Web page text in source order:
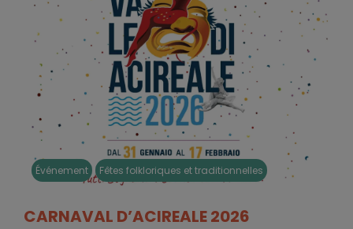
Événement Fêtes folkloriques et traditionnelles
CARNAVAL D’ACIREALE 2026